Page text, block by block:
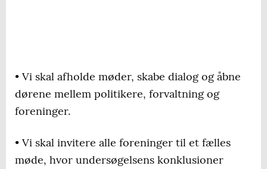
• Vi skal afholde møder, skabe dialog og åbne
dørene mellem politikere, forvaltning og
foreninger.
• Vi skal invitere alle foreninger til et fælles
møde, hvor undersøgelsens konklusioner